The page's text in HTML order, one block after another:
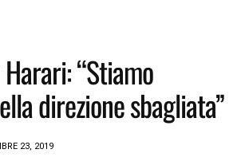
“Stiamo
direzione sbagliata”
23, 2019